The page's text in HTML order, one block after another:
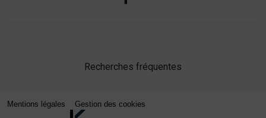
Recherches fréquentes
Mentions légales Gestion des cookies